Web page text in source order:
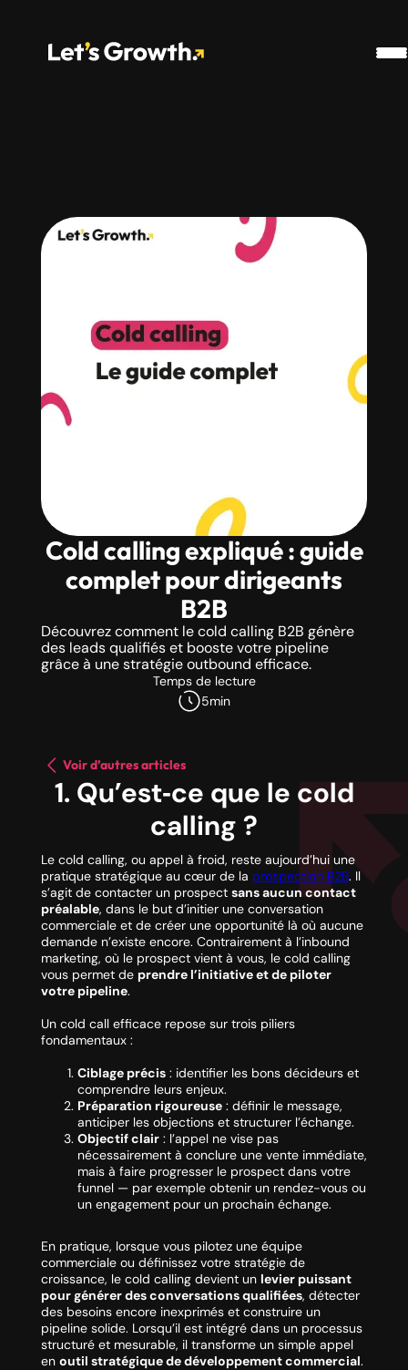
Cold calling expliqué : guide
complet pour dirigeants
B2B
Découvrez comment le cold calling B2B génère
des leads qualifiés et booste votre pipeline
grâce à une stratégie outbound efficace.
Temps de lecture
5min
Voir d’autres articles
1. Qu’est‑ce que le cold
calling ?
Le cold calling, ou appel à froid, reste aujourd’hui une
pratique stratégique au cœur de la prospection B2B. Il
s’agit de contacter un prospect sans aucun contact
préalable, dans le but d’initier une conversation
commerciale et de créer une opportunité là où aucune
demande n’existe encore. Contrairement à l’inbound
marketing, où le prospect vient à vous, le cold calling
vous permet de prendre l’initiative et de piloter
votre pipeline.
Un cold call efficace repose sur trois piliers
fondamentaux :
Ciblage précis: identifier les bons décideurs et
comprendre leurs enjeux.
Préparation rigoureuse: définir le message,
anticiper les objections et structurer l’échange.
Objectif clair: l’appel ne vise pas
nécessairement à conclure une vente immédiate,
mais à faire progresser le prospect dans votre
funnel — par exemple obtenir un rendez-vous ou
un engagement pour un prochain échange.
En pratique, lorsque vous pilotez une équipe
commerciale ou définissez votre stratégie de
croissance, le cold calling devient un levier puissant
pour générer des conversations qualifiées, détecter
des besoins encore inexprimés et construire un
pipeline solide. Lorsqu’il est intégré dans un processus
structuré et mesurable, il transforme un simple appel
en outil stratégique de développement commercial.